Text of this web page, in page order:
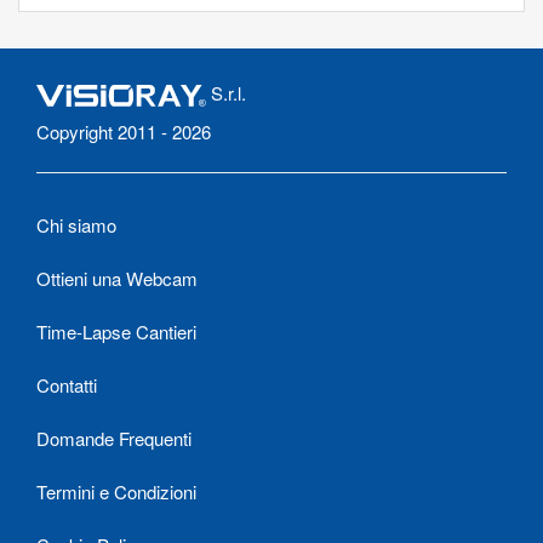
S.r.l.
Copyright 2011 - 2026
Chi siamo
Ottieni una Webcam
Time-Lapse Cantieri
Contatti
Domande Frequenti
Termini e Condizioni